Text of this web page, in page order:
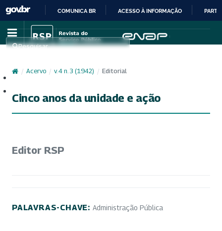
IR
PARA
CONTEÚDO
COMUNICA BR ACESSO À INFORMAÇÃO
Pesquisar
/ Acervo / v. 4 n. 3 (1942) / Editorial
Cinco anos da unidade e ação
Editor RSP
PALAVRAS-CHAVE: Administração Pública